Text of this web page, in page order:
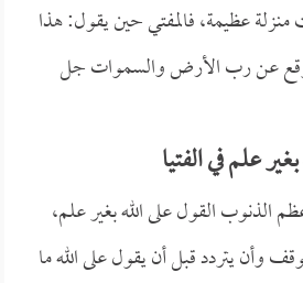
منزلة عظيمة، فالمفتي حين يقول: هذا
عن رب الأرض والسموات جل
علم في الفتيا
الذنوب القول على الله بغير علم،
وأن يتردد قبل أن يقول على الله ما